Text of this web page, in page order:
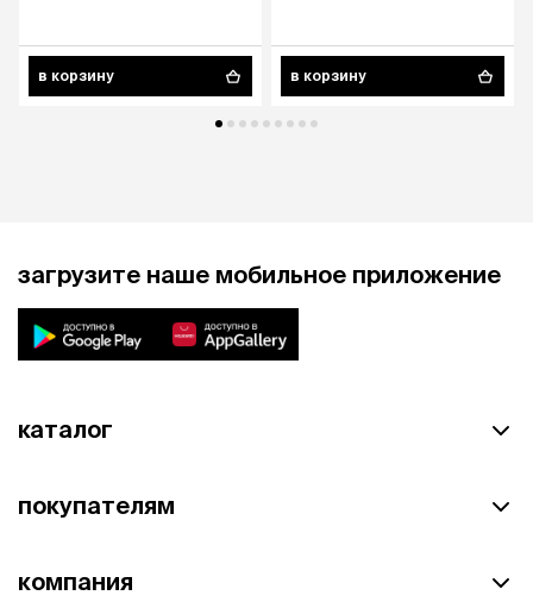
в корзину в корзину
загрузите наше мобильное приложение
каталог
покупателям
компания